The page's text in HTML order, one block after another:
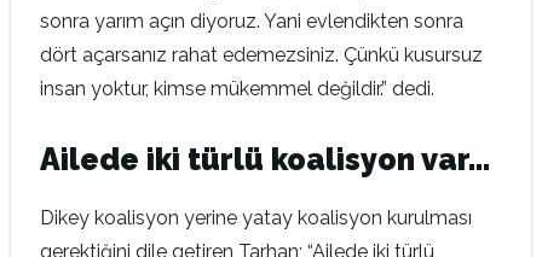
sonra yarım açın diyoruz. Yani evlendikten sonra
dört açarsanız rahat edemezsiniz. Çünkü kusursuz
insan yoktur, kimse mükemmel değildir.” dedi.
Ailede iki türlü koalisyon var…
Dikey koalisyon yerine yatay koalisyon kurulması
gerektiğini dile getiren Tarhan; “Ailede iki türlü